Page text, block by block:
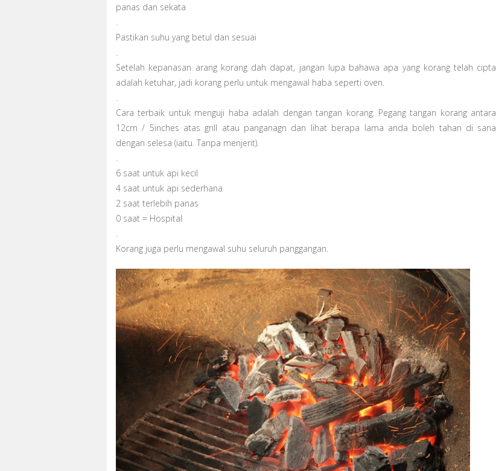
panas dan sekata
Pastikan suhu yang betul dan sesuai
Setelah kepanasan arang korang dah dapat, jangan lupa bahawa apa yang korang telah cipta
adalah ketuhar, jadi korang perlu untuk mengawal haba seperti oven.
Cara terbaik untuk menguji haba adalah dengan tangan korang. Pegang tangan korang antara
12cm / 5inches atas grill atau panganagn dan lihat berapa lama anda boleh tahan di sana
dengan selesa (iaitu. Tanpa menjerit).
6 saat untuk api kecil
4 saat untuk api sederhana
2 saat terlebih panas
0 saat = Hospital
Korang juga perlu mengawal suhu seluruh panggangan.